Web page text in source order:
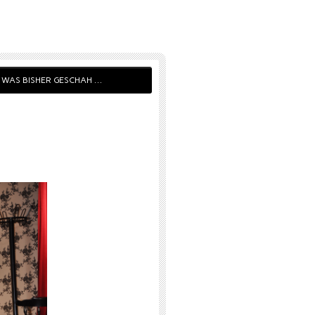
WAS BISHER GESCHAH …